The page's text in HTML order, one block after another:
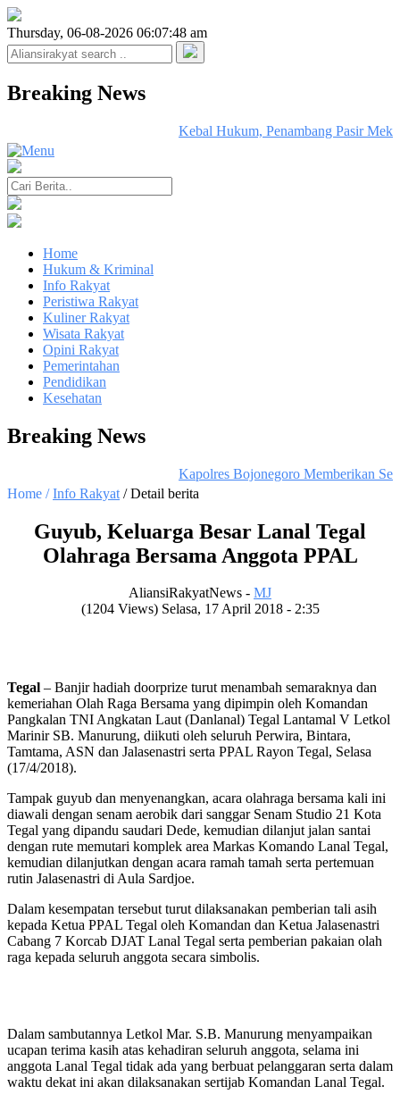
Thursday, 06-08-2026 06:07:48 am
Breaking News
Kebal Hukum, Penambang Pasir
Home
Hukum & Kriminal
Info Rakyat
Peristiwa Rakyat
Kuliner Rakyat
Wisata Rakyat
Opini Rakyat
Pemerintahan
Pendidikan
Kesehatan
Breaking News
Kapolres Bojonegoro Memberikan
Home /Info Rakyat / Detail berita
Guyub, Keluarga Besar Lanal Tegal
Olahraga Bersama Anggota PPAL
AliansiRakyatNews - MJ
(1204 Views) Selasa, 17 April 2018 - 2:35
Tegal – Banjir hadiah doorprize turut menambah semaraknya dan
kemeriahan Olah Raga Bersama yang dipimpin oleh Komandan
Pangkalan TNI Angkatan Laut (Danlanal) Tegal Lantamal V Letkol
Marinir SB. Manurung, diikuti oleh seluruh Perwira, Bintara,
Tamtama, ASN dan Jalasenastri serta PPAL Rayon Tegal, Selasa
(17/4/2018).
Tampak guyub dan menyenangkan, acara olahraga bersama kali ini
diawali dengan senam aerobik dari sanggar Senam Studio 21 Kota
Tegal yang dipandu saudari Dede, kemudian dilanjut jalan santai
dengan rute memutari komplek area Markas Komando Lanal Tegal,
kemudian dilanjutkan dengan acara ramah tamah serta pertemuan
rutin Jalasenastri di Aula Sardjoe.
Dalam kesempatan tersebut turut dilaksanakan pemberian tali asih
kepada Ketua PPAL Tegal oleh Komandan dan Ketua Jalasenastri
Cabang 7 Korcab DJAT Lanal Tegal serta pemberian pakaian olah
raga kepada seluruh anggota secara simbolis.
Dalam sambutannya Letkol Mar. S.B. Manurung menyampaikan
ucapan terima kasih atas kehadiran seluruh anggota, selama ini
anggota Lanal Tegal tidak ada yang berbuat pelanggaran serta dalam
waktu dekat ini akan dilaksanakan sertijab Komandan Lanal Tegal.